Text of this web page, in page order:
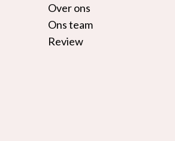
Over ons
Ons team
Review